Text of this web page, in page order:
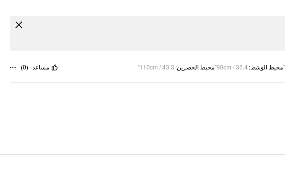
محيط الوَسَط:
90cm / 35.4" محيط الخصرين:
110cm / 43.3" مساعد (
0
)